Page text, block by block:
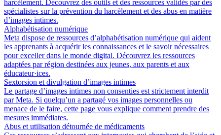
harcèlement. Découvrez des outils et des ressources validés par des
spécialistes sur la prévention du harcèlement et des abus en matière
d’images intimes.
Alphabétisation numérique
Meta dispose de ressources d’alphabétisation numérique qui aident
les apprenants à acquérir les connaissances et le savoir nécessaires
pour exceller dans le monde digital. Découvrez les ressources
adaptées par région destinées aux jeunes, aux parents et aux
éducateur·ices.
Sextorsion et divulgation d’images intimes
Le partage d’images intimes non consenties est strictement interdit
par Meta. Si quelqu’un a partagé vos images personnelles ou
menace de le faire, cette page vous explique comment prendre des
mesures immédiates.
Abus et utilisation détournée de médicaments